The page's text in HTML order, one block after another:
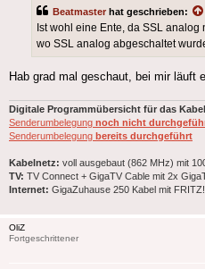
Beatmaster hat geschrieben:
Ist wohl eine Ente, da SSL
wo SSL analog abgeschaltet
Hab grad mal geschaut, bei mir läuft
Digitale Programmübersicht für das
Senderumbelegung noch nicht
Senderumbelegung bereits durchgeführt
Kabelnetz: voll ausgebaut (862 MHz) mit
TV: TV Connect + GigaTV Cable mit 2x
Internet: GigaZuhause 250 Kabel mit
OliZ
Fortgeschrittener